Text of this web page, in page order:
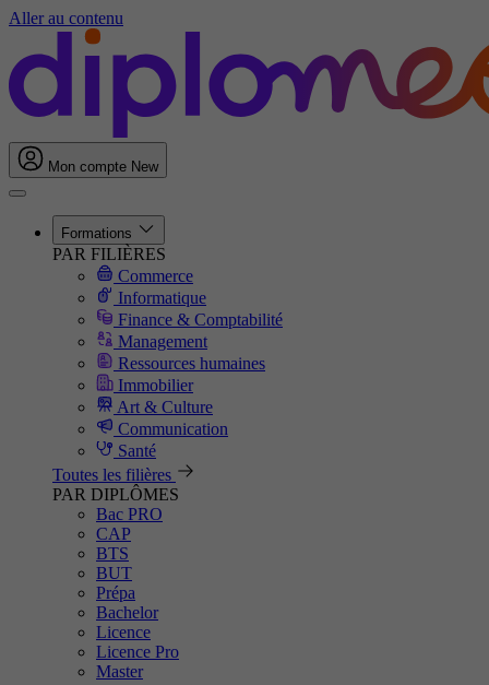
Aller au contenu
Mon compte New
Formations
PAR FILIÈRES
Commerce
Informatique
Finance & Comptabilité
Management
Ressources humaines
Immobilier
Art & Culture
Communication
Santé
Toutes les filières
PAR DIPLÔMES
Bac PRO
CAP
BTS
BUT
Prépa
Bachelor
Licence
Licence Pro
Master